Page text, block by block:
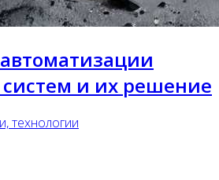
и их решение
технологии